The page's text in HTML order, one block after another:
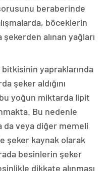
beraberinde
böceklerin
şekerden alınan yağları
yapraklarında
şeker aldığını
yoğun miktarda lipit
Bu nedenle
da veya diğer memeli
şeker kaynak olarak
besinlerin şeker
dikkate alınması